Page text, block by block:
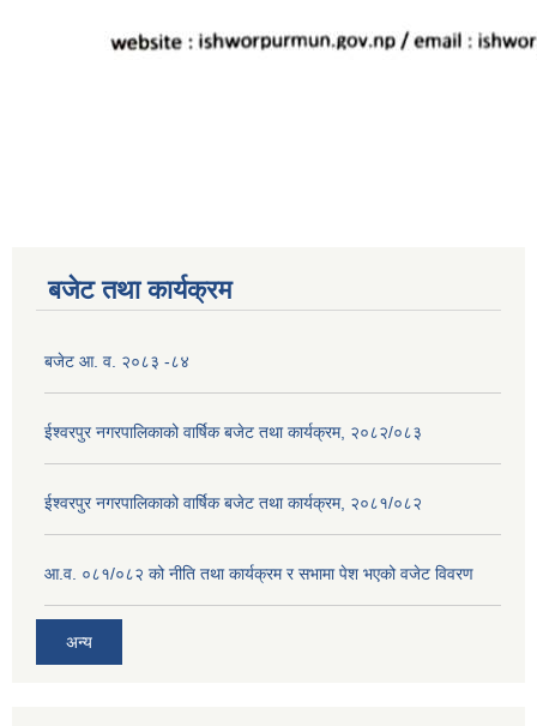
बजेट तथा कार्यक्रम
बजेट आ. व. २०८३ -८४
ईश्वरपुर नगरपालिकाको वार्षिक बजेट तथा कार्यक्रम, २०८२/०८३
ईश्वरपुर नगरपालिकाको वार्षिक बजेट तथा कार्यक्रम, २०८१/०८२
आ.व. ०८१/०८२ को नीति तथा कार्यक्रम र सभामा पेश भएको वजेट विवरण
अन्य